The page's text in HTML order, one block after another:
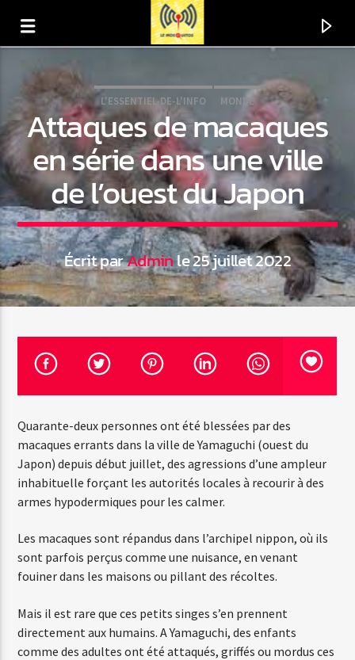
En ce moment
Artiste
Emission en cours
Web-Radio-Années 100% 80s
07:00 12:00
Web-Radio-Le-Mosquitos
Web-Radio-Sicily
L'ESSENTIEL-DE-L'INFO MONDE
Attaques de macaques
en série dans une ville
de l’ouest du Japon
Écrit parAdminle 25 juillet 2022
Quarante-deux personnes ont été blessées par des
macaques errants dans la ville de Yamaguchi (ouest du
Japon) depuis début juillet, des agressions d’une ampleur
inhabituelle forçant les autorités locales à recourir à des
armes hypodermiques pour les calmer.
Les macaques sont répandus dans l’archipel nippon, où ils
sont parfois perçus comme une nuisance, en venant
fouiner dans les maisons ou pillant des récoltes.
Mais il est rare que ces petits singes s’en prennent
directement aux humains. A Yamaguchi, des enfants
comme des adultes ont été attaqués, griffés ou mordus ces